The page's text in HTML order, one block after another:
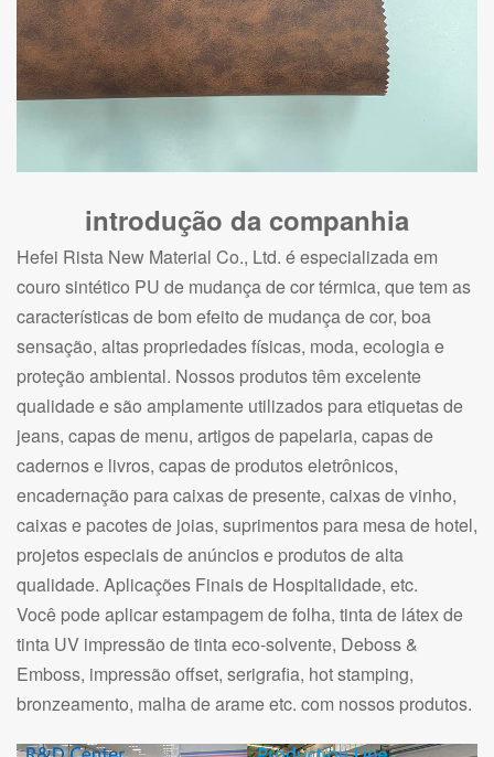
introdução da companhia
Hefei Rista New Material Co., Ltd. é especializada em
couro sintético PU de mudança de cor térmica, que tem as
características de bom efeito de mudança de cor, boa
sensação, altas propriedades físicas, moda, ecologia e
proteção ambiental. Nossos produtos têm excelente
qualidade e são amplamente utilizados para etiquetas de
jeans, capas de menu, artigos de papelaria, capas de
cadernos e livros, capas de produtos eletrônicos,
encadernação para caixas de presente, caixas de vinho,
caixas e pacotes de joias, suprimentos para mesa de hotel,
projetos especiais de anúncios e produtos de alta
qualidade. Aplicações Finais de Hospitalidade, etc.
Você pode aplicar estampagem de folha, tinta de látex de
tinta UV impressão de tinta eco-solvente, Deboss &
Emboss, impressão offset, serigrafia, hot stamping,
bronzeamento, malha de arame etc. com nossos produtos.